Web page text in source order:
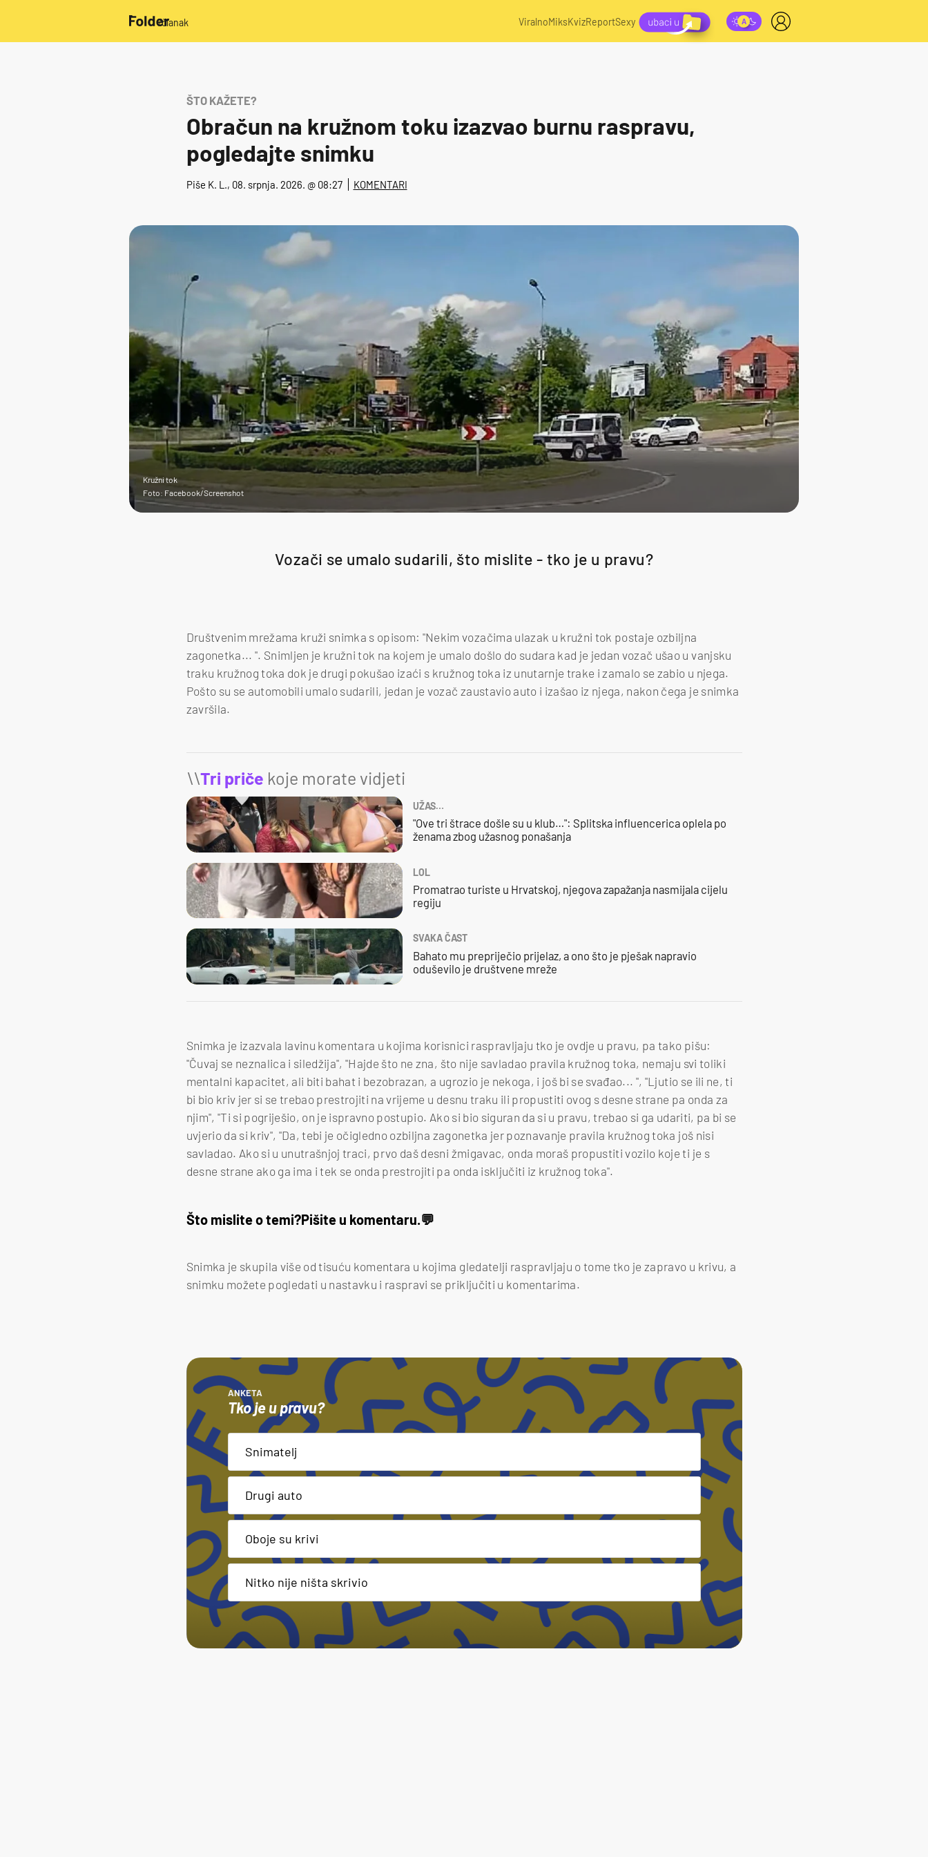
/članak ViralnoMiksKvizReportSexy
ŠTO KAŽETE?
Obračun na kružnom toku izazvao burnu raspravu,
pogledajte snimku
Piše K. L., 08. srpnja. 2026. @ 08:27 KOMENTARI
Kružni tok
Foto: Facebook/Screenshot
Vozači se umalo sudarili, što mislite - tko je u pravu?
Društvenim mrežama kruži snimka s opisom: "Nekim vozačima ulazak u kružni tok postaje ozbiljna
zagonetka... ". Snimljen je kružni tok na kojem je umalo došlo do sudara kad je jedan vozač ušao u vanjsku
traku kružnog toka dok je drugi pokušao izaći s kružnog toka iz unutarnje trake i zamalo se zabio u njega.
Pošto su se automobili umalo sudarili, jedan je vozač zaustavio auto i izašao iz njega, nakon čega je snimka
završila.
\\Tri priče koje morate vidjeti
UŽAS…
"Ove tri štrace došle su u klub…": Splitska influencerica oplela po
ženama zbog užasnog ponašanja
LOL
Promatrao turiste u Hrvatskoj, njegova zapažanja nasmijala cijelu
regiju
SVAKA ČAST
Bahato mu prepriječio prijelaz, a ono što je pješak napravio
oduševilo je društvene mreže
Snimka je izazvala lavinu komentara u kojima korisnici raspravljaju tko je ovdje u pravu, pa tako pišu:
"Čuvaj se neznalica i siledžija", "Hajde što ne zna, što nije savladao pravila kružnog toka, nemaju svi toliki
mentalni kapacitet, ali biti bahat i bezobrazan, a ugrozio je nekoga, i još bi se svađao... ", "Ljutio se ili ne, ti
bi bio kriv jer si se trebao prestrojiti na vrijeme u desnu traku ili propustiti ovog s desne strane pa onda za
njim", "Ti si pogriješio, on je ispravno postupio. Ako si bio siguran da si u pravu, trebao si ga udariti, pa bi se
uvjerio da si kriv", "Da, tebi je očigledno ozbiljna zagonetka jer poznavanje pravila kružnog toka još nisi
savladao. Ako si u unutrašnjoj traci, prvo daš desni žmigavac, onda moraš propustiti vozilo koje ti je s
desne strane ako ga ima i tek se onda prestrojiti pa onda isključiti iz kružnog toka".
Što mislite o temi?Pišite u komentaru.
Snimka je skupila više od tisuću komentara u kojima gledatelji raspravljaju o tome tko je zapravo u krivu, a
snimku možete pogledati u nastavku i raspravi se priključiti u komentarima.
ANKETA
Tko je u pravu?
Snimatelj
Drugi auto
Oboje su krivi
Nitko nije ništa skrivio
Snimatelj
Drugi auto
Oboje su krivi
Nitko nije ništa skrivio